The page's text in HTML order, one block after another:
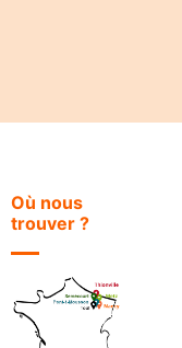
Où nous
trouver ?